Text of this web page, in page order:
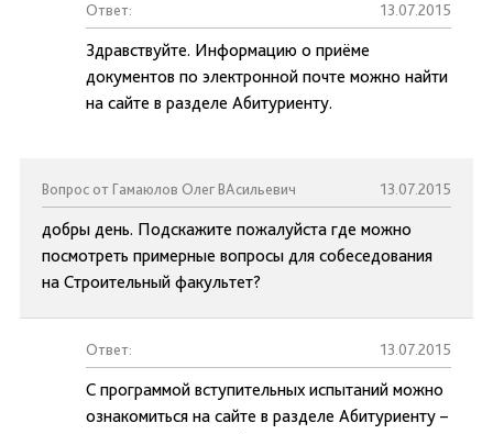
Ответ: 13.07.2015
Здравствуйте. Информацию о приёме
документов по электронной почте можно найти
на сайте в разделе Абитуриенту.
Вопрос от Гамаюлов Олег ВАсильевич 13.07.2015
добры день. Подскажите пожалуйста где можно
посмотреть примерные вопросы для собеседования
на Строительный факультет?
Ответ: 13.07.2015
С программой вступительных испытаний можно
ознакомиться на сайте в разделе Абитуриенту –